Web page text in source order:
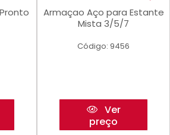
Armaçao Aço para Estante
Mista 3/5/7
Código: 9456
Ver
preço